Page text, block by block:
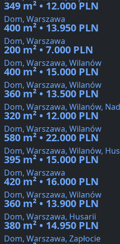
349 m² • 12.000 PLN
Dom, Warszawa
400 m² • 13.950 PLN
Dom, Warszawa
200 m² • 7.000 PLN
Dom, Warszawa, Wilanów
400 m² • 15.000 PLN
Dom, Warszawa, Wilanów
360 m² • 13.500 PLN
Dom, Warszawa, Wilanów,
320 m² • 12.000 PLN
Dom, Warszawa, Wilanów
580 m² • 22.000 PLN
Dom, Warszawa, Wilanów,
395 m² • 15.000 PLN
Dom, Warszawa
420 m² • 16.000 PLN
Dom, Warszawa, Wilanów
360 m² • 13.900 PLN
Dom, Warszawa, Husarii
380 m² • 14.950 PLN
Dom, Warszawa, Zapłocie